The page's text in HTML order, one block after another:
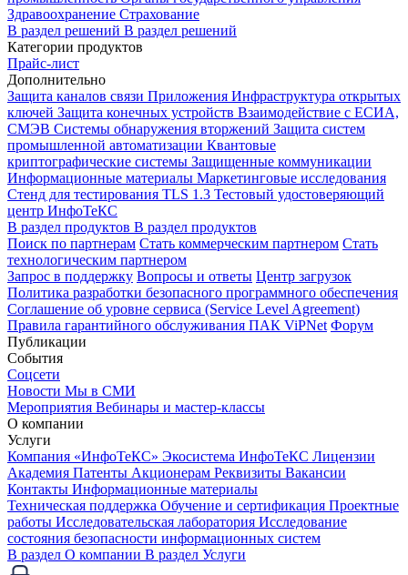
Здравоохранение Страхование
В раздел решений В раздел решений
Категории продуктов
Прайс-лист
Дополнительно
Защита каналов связи Приложения Инфраструктура открытых
ключей Защита конечных устройств Взаимодействие с ЕСИА,
СМЭВ Системы обнаружения вторжений Защита систем
промышленной автоматизации Квантовые
криптографические системы Защищенные коммуникации
Информационные материалы Маркетинговые исследования
Стенд для тестирования TLS 1.3 Тестовый удостоверяющий
центр ИнфоТеКС
В раздел продуктов В раздел продуктов
Поиск по партнерам Стать коммерческим партнером Стать
технологическим партнером
Запрос в поддержку Вопросы и ответы Центр загрузок
Политика разработки безопасного программного обеспечения
Соглашение об уровне сервиса (Service Level Agreement)
Правила гарантийного обслуживания ПАК ViPNet Форум
Публикации
События
Соцсети
Новости Мы в СМИ
Мероприятия Вебинары и мастер-классы
О компании
Услуги
Компания «ИнфоТеКС» Экосистема ИнфоТеКС Лицензии
Академия Патенты Акционерам Реквизиты Вакансии
Контакты Информационные материалы
Техническая поддержка Обучение и сертификация Проектные
работы Исследовательская лаборатория Исследование
состояния безопасности информационных систем
В раздел О компании В раздел Услуги